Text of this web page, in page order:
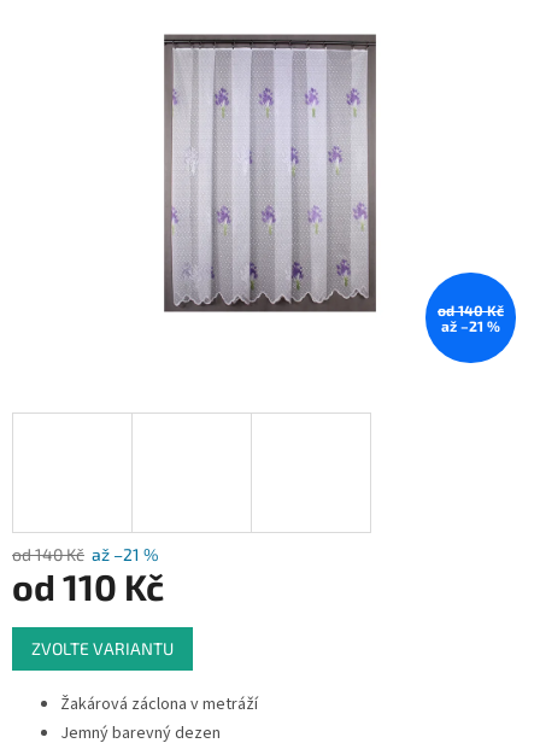
od 140 Kč
až –21 %
od 140 Kč až –21 %
od 110 Kč
Měrná
cena:
ZVOLTE VARIANTU
Žakárová záclona v metráží
Jemný barevný dezen